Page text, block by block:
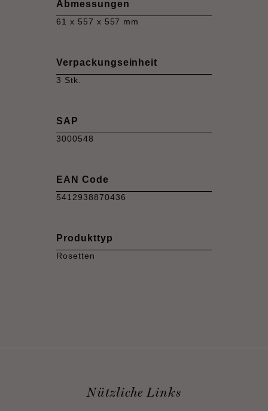
Abmessungen
61 x 557 x 557 mm
Verpackungseinheit
3 Stk.
SAP
3000548
EAN Code
5412938870436
Produkttyp
Rosetten
Nützliche Links